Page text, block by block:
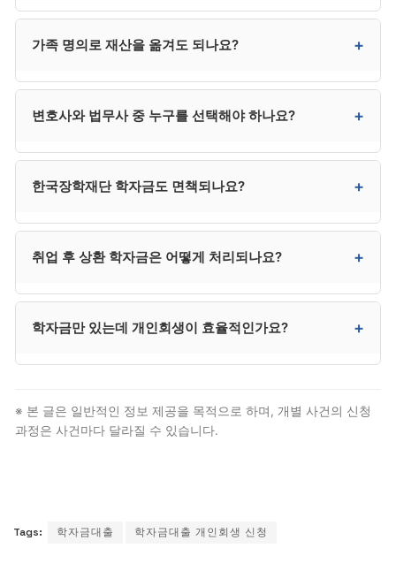
있습니다. 신청 직전에는 모든 채권자에 대한 변제를
가족 명의로 재산을 옮겨도 되나요? +
사해행위 취소 대상이 될 수도 있습니다. 가족에게
변호사와 법무사 중 누구를 선택해야 하나요? +
채권자 이의가 예상되거나 복잡한 사건은 변호사가
제한이 있어 분쟁 시 변호사를 추가 선임해야 할 수 있어,
결과적으로 변호사가 더 효율적인 경우가 많습니다.
한국장학재단 학자금도 면책되나요? +
개인회생 대상이며 면책 가능합니다.
취업 후 상환 학자금은 어떻게 처리되나요? +
함께 일괄 정리됩니다. 다만 소득 발생 전이라면 신청
학자금만 있는데 개인회생이 효율적인가요? +
분할납부 등 제도를 우선 검토하시는 것이 비용 대비
효율적입니다. 다른 채무와 합쳐진 경우 개인회생이
※ 본 글은 일반적인 정보 제공을 목적으로 하며, 개별 사건의 신청
과정은 사건마다 달라질 수 있습니다.
Tags: 학자금대출 학자금대출 개인회생 신청